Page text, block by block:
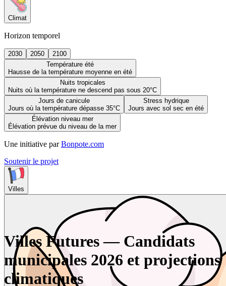
Climat
Horizon temporel
2030 2050
2100
Température été
Hausse de la température moyenne en été
Nuits tropicales
Nuits où la température ne descend pas sous 20°C
Jours de canicule
Jours où la température dépasse 35°C
Stress hydrique
Jours avec sol sec en été
Élévation niveau mer
Élévation prévue du niveau de la mer
Une initiative par Bonpote.com
Soutenir le projet
Villes
Villes Futures — Candidats
municipales 2026 et projections
climatiques